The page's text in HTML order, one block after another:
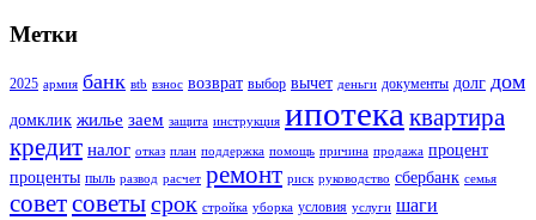
Метки
2025 армия банк вtb взнос возврат выбор вычет деньги документы долг дом
домклик жилье заем защита инструкция ипотекаквартира
кредит налог отказ план поддержка помощь причина продажа процент
проценты пыль развод расчет ремонт риск руководство сбербанк семья
советсоветысрок стройка уборка условия услуги шаги